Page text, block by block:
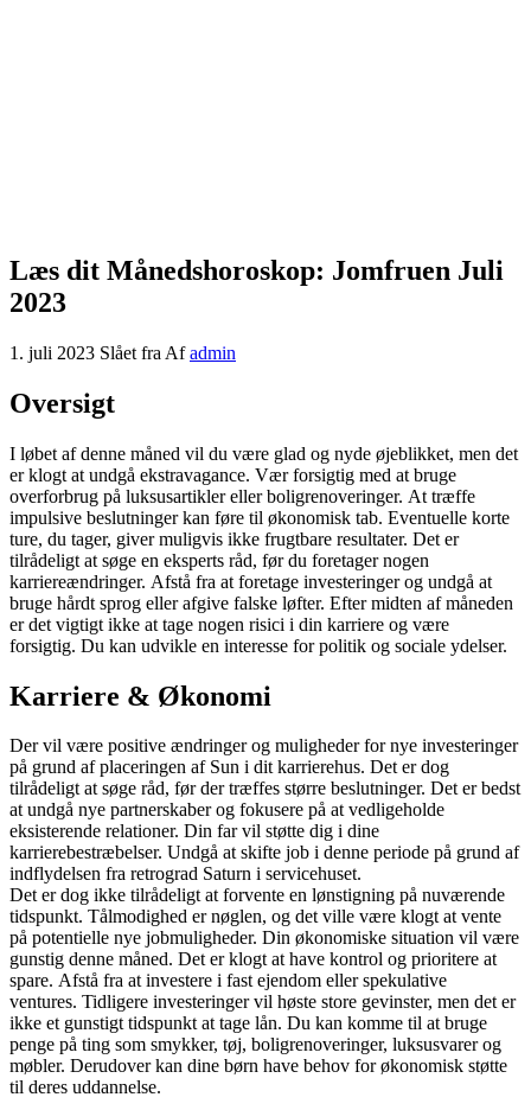
Læs dit Månedshoroskop: Jomfruen Juli
2023
1. juli 2023 Slået fra Af admin
Oversigt
I løbet af denne måned vil du være glad og nyde øjeblikket, men det
er klogt at undgå ekstravagance. Vær forsigtig med at bruge
overforbrug på luksusartikler eller boligrenoveringer. At træffe
impulsive beslutninger kan føre til økonomisk tab. Eventuelle korte
ture, du tager, giver muligvis ikke frugtbare resultater. Det er
tilrådeligt at søge en eksperts råd, før du foretager nogen
karriereændringer. Afstå fra at foretage investeringer og undgå at
bruge hårdt sprog eller afgive falske løfter. Efter midten af ​​måneden
er det vigtigt ikke at tage nogen risici i din karriere og være
forsigtig. Du kan udvikle en interesse for politik og sociale ydelser.
Karriere & Økonomi
Der vil være positive ændringer og muligheder for nye investeringer
på grund af placeringen af ​​Sun i dit karrierehus. Det er dog
tilrådeligt at søge råd, før der træffes større beslutninger. Det er bedst
at undgå nye partnerskaber og fokusere på at vedligeholde
eksisterende relationer. Din far vil støtte dig i dine
karrierebestræbelser. Undgå at skifte job i denne periode på grund af
indflydelsen fra retrograd Saturn i servicehuset.
Det er dog ikke tilrådeligt at forvente en lønstigning på nuværende
tidspunkt. Tålmodighed er nøglen, og det ville være klogt at vente
på potentielle nye jobmuligheder. Din økonomiske situation vil være
gunstig denne måned. Det er klogt at have kontrol og prioritere at
spare. Afstå fra at investere i fast ejendom eller spekulative
ventures. Tidligere investeringer vil høste store gevinster, men det er
ikke et gunstigt tidspunkt at tage lån. Du kan komme til at bruge
penge på ting som smykker, tøj, boligrenoveringer, luksusvarer og
møbler. Derudover kan dine børn have behov for økonomisk støtte
til deres uddannelse.